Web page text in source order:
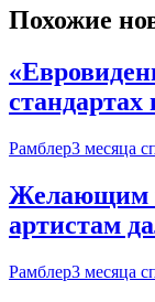
Похожие
стандартах
Рамблер3 месяца
Желающим
артистам
Рамблер3 месяца